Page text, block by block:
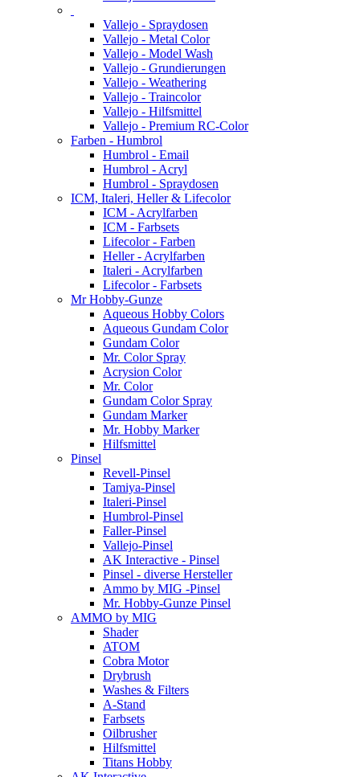
Vallejo - Spraydosen
Vallejo - Metal Color
Vallejo - Model Wash
Vallejo - Grundierungen
Vallejo - Weathering
Vallejo - Traincolor
Vallejo - Hilfsmittel
Vallejo - Premium RC-Color
Farben - Humbrol
Humbrol - Email
Humbrol - Acryl
Humbrol - Spraydosen
ICM, Italeri, Heller & Lifecolor
ICM - Acrylfarben
ICM - Farbsets
Lifecolor - Farben
Heller - Acrylfarben
Italeri - Acrylfarben
Lifecolor - Farbsets
Mr Hobby-Gunze
Aqueous Hobby Colors
Aqueous Gundam Color
Gundam Color
Mr. Color Spray
Acrysion Color
Mr. Color
Gundam Color Spray
Gundam Marker
Mr. Hobby Marker
Hilfsmittel
Pinsel
Revell-Pinsel
Tamiya-Pinsel
Italeri-Pinsel
Humbrol-Pinsel
Faller-Pinsel
Vallejo-Pinsel
AK Interactive - Pinsel
Pinsel - diverse Hersteller
Ammo by MIG -Pinsel
Mr. Hobby-Gunze Pinsel
AMMO by MIG
Shader
ATOM
Cobra Motor
Drybrush
Washes & Filters
A-Stand
Farbsets
Oilbrusher
Hilfsmittel
Titans Hobby